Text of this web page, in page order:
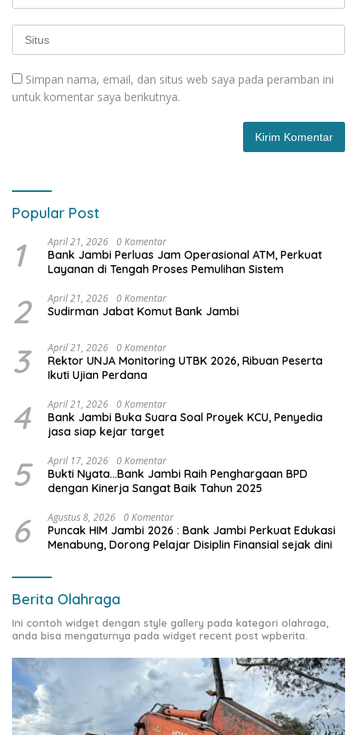
Simpan nama, email, dan situs web saya pada peramban ini
untuk komentar saya berikutnya.
Popular Post
1 April 21, 2026 0 Komentar
Bank Jambi Perluas Jam Operasional ATM, Perkuat
Layanan di Tengah Proses Pemulihan Sistem
2 April 21, 2026 0 Komentar
Sudirman Jabat Komut Bank Jambi
3 April 21, 2026 0 Komentar
Rektor UNJA Monitoring UTBK 2026, Ribuan Peserta
Ikuti Ujian Perdana
4 April 21, 2026 0 Komentar
Bank Jambi Buka Suara Soal Proyek KCU, Penyedia
jasa siap kejar target
5 April 17, 2026 0 Komentar
Bukti Nyata…Bank Jambi Raih Penghargaan BPD
dengan Kinerja Sangat Baik Tahun 2025
6 Agustus 8, 2026 0 Komentar
Puncak HIM Jambi 2026 : Bank Jambi Perkuat Edukasi
Menabung, Dorong Pelajar Disiplin Finansial sejak dini
Berita Olahraga
Ini contoh widget dengan style gallery pada kategori olahraga,
anda bisa mengaturnya pada widget recent post wpberita.